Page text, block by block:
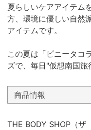
夏らしいケアアイテム
方、環境に優しい自然
アイテムです。
この夏は「ピニータコ
ズで、毎日"仮想南国旅
商品情報
THE BODY SHOP（ザ